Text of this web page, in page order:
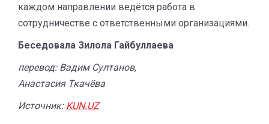
каждом направлении ведётся работа в
сотрудничестве с ответственными организациями.
Беседовала Зилола Гайбуллаева
перевод: Вадим Султанов,
Анастасия Ткачёва
Источник: KUN.UZ